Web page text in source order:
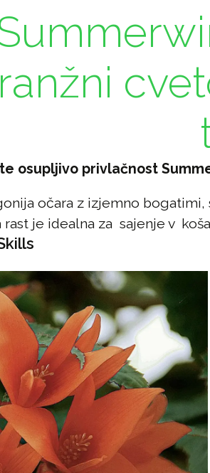
osupljivo privlačnost
očara z izjemno
rast je idealna za sajenje v